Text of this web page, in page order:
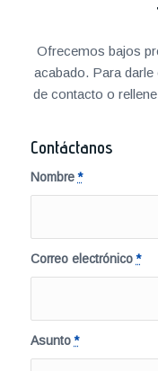
Ofrecemos bajos
acabado. Para
de contacto o
Contáctanos
Nombre*
Correo electrónico*
Asunto*